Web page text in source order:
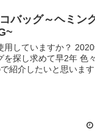
バッグ～ヘミン
用していますか？
探し求めて早2年 色
紹介したいと思いま